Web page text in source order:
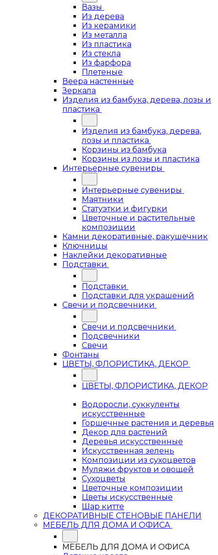
Вазы
Из дерева
Из керамики
Из металла
Из пластика
Из стекла
Из фарфора
Плетеные
Веера настенные
Зеркала
Изделия из бамбука, дерева, лозы и
пластика
Изделия из бамбука, дерева,
лозы и пластика
Корзины из бамбука
Корзины из лозы и пластика
Интерьерные сувениры
Интерьерные сувениры
Маятники
Статуэтки и фигурки
Цветочные и растительные
композиции
Камни декоративные, ракушечник
Ключницы
Наклейки декоративные
Подставки
Подставки
Подставки для украшений
Свечи и подсвечники
Свечи и подсвечники
Подсвечники
Свечи
Фонтаны
ЦВЕТЫ, ФЛОРИСТИКА, ДЕКОР
ЦВЕТЫ, ФЛОРИСТИКА, ДЕКОР
Водоросли, суккуленты
искусственные
Горшечные растения и деревья
Декор для растений
Деревья искусственные
Искусственная зелень
Композиции из сухоцветов
Муляжи фруктов и овощей
Сухоцветы
Цветочные композиции
Цветы искусственные
Шар китте
ДЕКОРАТИВНЫЕ СТЕНОВЫЕ ПАНЕЛИ
МЕБЕЛЬ ДЛЯ ДОМА И ОФИСА
МЕБЕЛЬ ДЛЯ ДОМА И ОФИСА